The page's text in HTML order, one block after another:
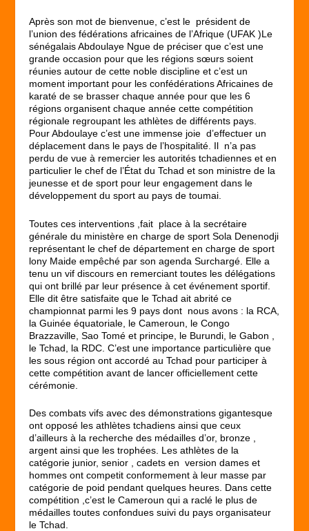
Après son mot de bienvenue, c’est le président de
l’union des fédérations africaines de l’Afrique (UFAK )Le
sénégalais Abdoulaye Ngue de préciser que c’est une
grande occasion pour que les régions sœurs soient
réunies autour de cette noble discipline et c’est un
moment important pour les confédérations Africaines de
karaté de se brasser chaque année pour que les 6
régions organisent chaque année cette compétition
régionale regroupant les athlètes de différents pays.
Pour Abdoulaye c’est une immense joie d’effectuer un
déplacement dans le pays de l’hospitalité. Il n’a pas
perdu de vue à remercier les autorités tchadiennes et en
particulier le chef de l’État du Tchad et son ministre de la
jeunesse et de sport pour leur engagement dans le
développement du sport au pays de toumai.
Toutes ces interventions ,fait place à la secrétaire
générale du ministère en charge de sport Sola Denenodji
représentant le chef de département en charge de sport
lony Maide empêché par son agenda Surchargé. Elle a
tenu un vif discours en remerciant toutes les délégations
qui ont brillé par leur présence à cet événement sportif.
Elle dit être satisfaite que le Tchad ait abrité ce
championnat parmi les 9 pays dont nous avons : la RCA,
la Guinée équatoriale, le Cameroun, le Congo
Brazzaville, Sao Tomé et principe, le Burundi, le Gabon ,
le Tchad, la RDC. C’est une importance particulière que
les sous région ont accordé au Tchad pour participer à
cette compétition avant de lancer officiellement cette
cérémonie.
Des combats vifs avec des démonstrations gigantesque
ont opposé les athlètes tchadiens ainsi que ceux
d’ailleurs à la recherche des médailles d’or, bronze ,
argent ainsi que les trophées. Les athlètes de la
catégorie junior, senior , cadets en version dames et
hommes ont competit conformement à leur masse par
catégorie de poid pendant quelques heures. Dans cette
compétition ,c’est le Cameroun qui a raclé le plus de
médailles toutes confondues suivi du pays organisateur
le Tchad.